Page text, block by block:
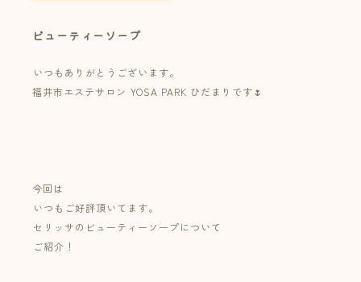
ビューティーソープ
⁡いつもありがとうございます。⁡
福井市エステサロン ⁡YOSA PARK ひだまりです🌷⁡
今回は⁡
⁡いつもご好評頂いてます。⁡
⁡セリッサのビューティーソープについて⁡
⁡ご紹介！⁡